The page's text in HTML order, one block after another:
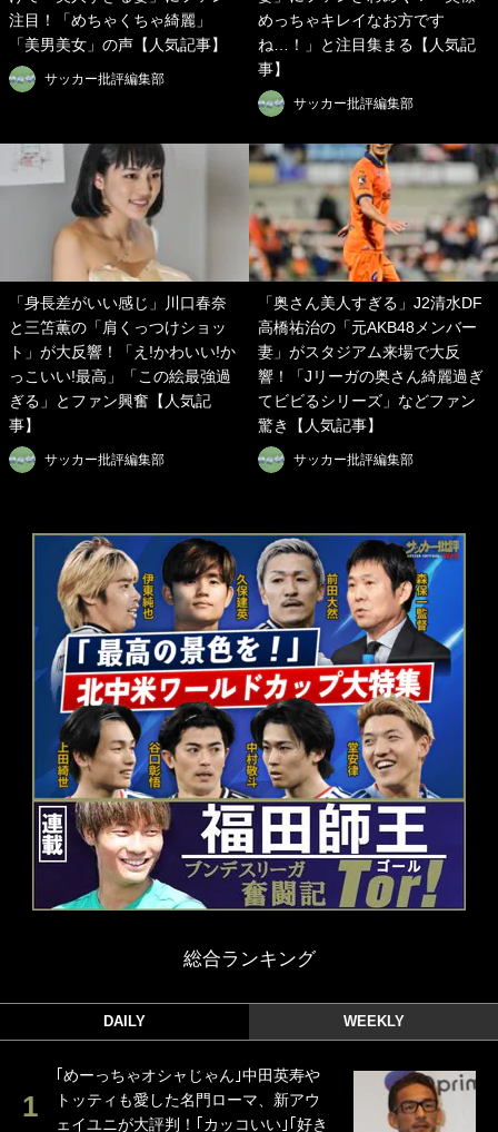
注目！「めちゃくちゃ綺麗」
「美男美女」の声【人気記事】
サッカー批評編集部
めっちゃキレイなお方です
ね…！」と注目集まる【人気記
事】
サッカー批評編集部
「身長差がいい感じ」川口春奈
と三笘薫の「肩くっつけショッ
ト」が大反響！「え!かわいい!か
っこいい!最高」「この絵最強過
ぎる」とファン興奮【人気記
事】
サッカー批評編集部
「奥さん美人すぎる」J2清水DF
高橋祐治の「元AKB48メンバー
妻」がスタジアム来場で大反
響！「Jリーガの奥さん綺麗過ぎ
てビビるシリーズ」などファン
驚き【人気記事】
サッカー批評編集部
総合ランキング
DAILY WEEKLY
｢めーっちゃオシャじゃん｣中田英寿や
トッティも愛した名門ローマ、新アウ
ェイユニが大評判！｢カッコいい｣｢好き